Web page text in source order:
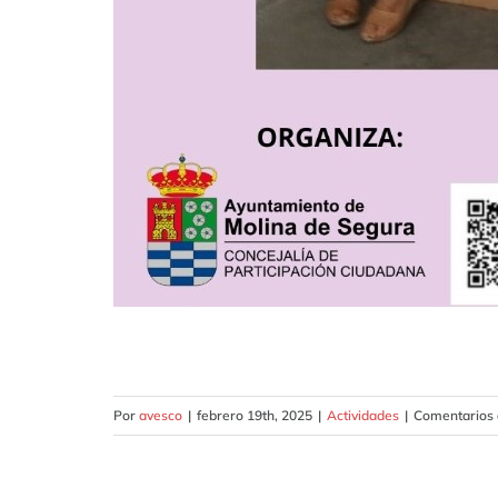
Por avesco | febrero 19th, 2025 | Actividades | Comentarios